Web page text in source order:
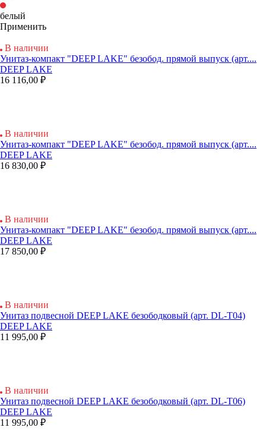
белый
Применить
В наличии
Унитаз-компакт "DEEP LAKE" безобод. прямой выпуск (арт....
DEEP LAKE
16 116,00 ₽
В наличии
Унитаз-компакт "DEEP LAKE" безобод. прямой выпуск (арт....
DEEP LAKE
16 830,00 ₽
В наличии
Унитаз-компакт "DEEP LAKE" безобод. прямой выпуск (арт....
DEEP LAKE
17 850,00 ₽
В наличии
Унитаз подвесной DEEP LAKE безободковый (арт. DL-Т04)
DEEP LAKE
11 995,00 ₽
В наличии
Унитаз подвесной DEEP LAKE безободковый (арт. DL-T06)
DEEP LAKE
11 995,00 ₽